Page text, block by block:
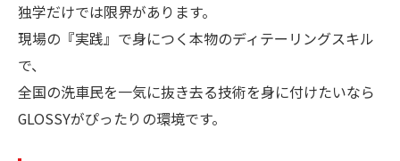
独学だけでは限界があります。
現場の『実践』で身につく本物のディテーリングスキル
で、
全国の洗車民を一気に抜き去る技術を身に付けたいなら
GLOSSYがぴったりの環境です。